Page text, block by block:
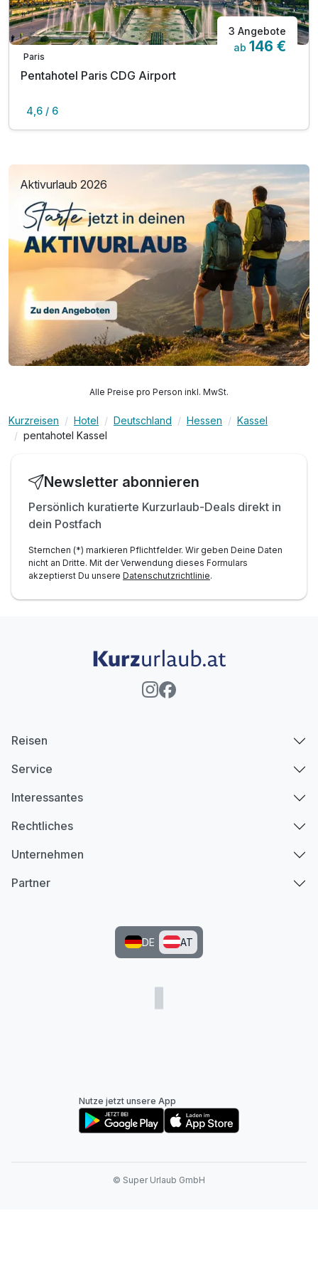
Paris
3 Angebote
ab 146 €
Pentahotel Paris CDG Airport
4,6 / 6
Aktivurlaub 2026
Alle Preise pro Person inkl. MwSt.
Kurzreisen Hotel Deutschland Hessen
Kassel
pentahotel Kassel
Newsletter abonnieren
Persönlich kuratierte Kurzurlaub-Deals direkt in
dein Postfach
Sternchen (*) markieren Pflichtfelder. Wir geben Deine Daten
nicht an Dritte. Mit der Verwendung dieses Formulars
akzeptierst Du unsere Datenschutzrichtlinie.
Reisen
Service
Interessantes
Rechtliches
Unternehmen
Partner
DE AT
Nutze jetzt unsere App
© Super Urlaub GmbH